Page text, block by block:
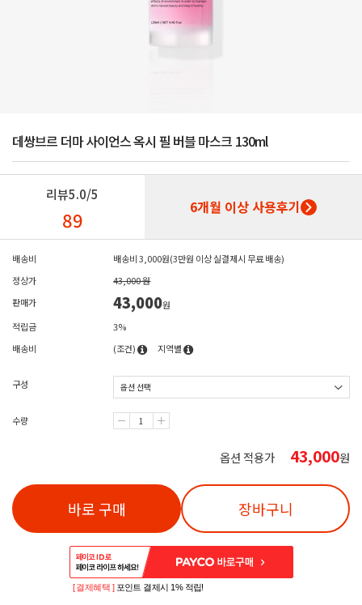
데쌍브르 더마 사이언스 옥시 필 버블 마스크 130ml
리뷰5.0/5
89 6개월 이상 사용후기
배송비
배송비 3,000원(3만원 이상 실결제시 무료 배송)
정상가
43,000 원
판매가
43,000원
적립금
3%
배송비
(조건) 지역별
구성
수량
옵션 적용가 43,000원
바로 구매 장바구니
[ 결제혜택 ] 포인트 결제시 1% 적립!